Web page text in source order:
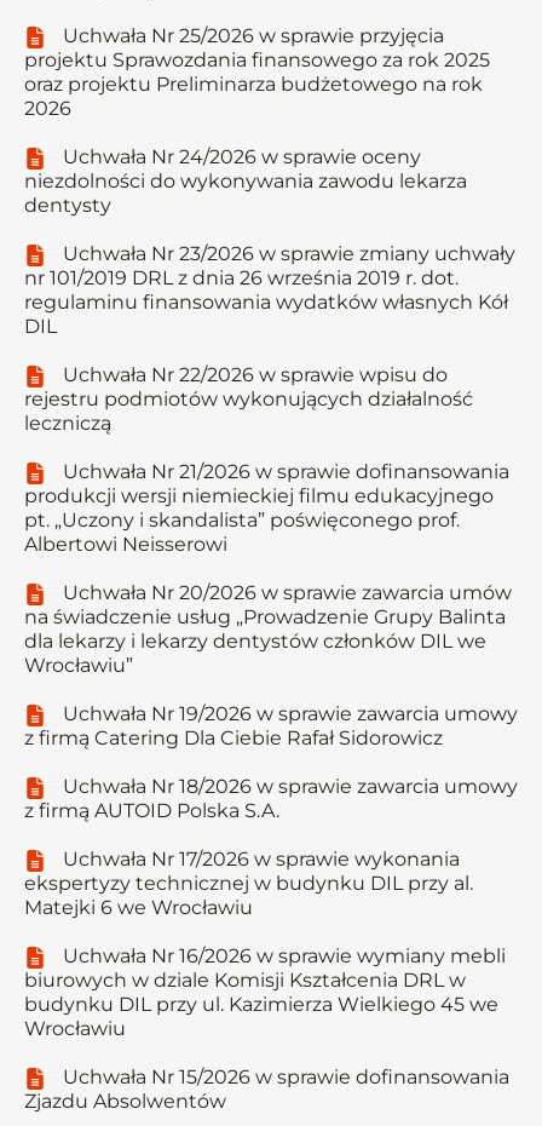
Uchwała Nr 25/2026 w sprawie przyjęcia
projektu Sprawozdania finansowego za rok 2025
oraz projektu Preliminarza budżetowego na rok
2026
Uchwała Nr 24/2026 w sprawie oceny
niezdolności do wykonywania zawodu lekarza
dentysty
Uchwała Nr 23/2026 w sprawie zmiany uchwały
nr 101/2019 DRL z dnia 26 września 2019 r. dot.
regulaminu finansowania wydatków własnych Kół
DIL
Uchwała Nr 22/2026 w sprawie wpisu do
rejestru podmiotów wykonujących działalność
leczniczą
Uchwała Nr 21/2026 w sprawie dofinansowania
produkcji wersji niemieckiej filmu edukacyjnego
pt. „Uczony i skandalista” poświęconego prof.
Albertowi Neisserowi
Uchwała Nr 20/2026 w sprawie zawarcia umów
na świadczenie usług „Prowadzenie Grupy Balinta
dla lekarzy i lekarzy dentystów członków DIL we
Wrocławiu”
Uchwała Nr 19/2026 w sprawie zawarcia umowy
z firmą Catering Dla Ciebie Rafał Sidorowicz
Uchwała Nr 18/2026 w sprawie zawarcia umowy
z firmą AUTOID Polska S.A.
Uchwała Nr 17/2026 w sprawie wykonania
ekspertyzy technicznej w budynku DIL przy al.
Matejki 6 we Wrocławiu
Uchwała Nr 16/2026 w sprawie wymiany mebli
biurowych w dziale Komisji Kształcenia DRL w
budynku DIL przy ul. Kazimierza Wielkiego 45 we
Wrocławiu
Uchwała Nr 15/2026 w sprawie dofinansowania
Zjazdu Absolwentów